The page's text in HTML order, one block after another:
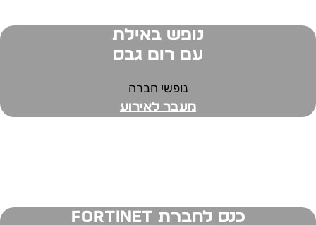
נופש באילת
עם רום גבס
נופשי חברה
מעבר לאירוע
כנס לחברת FORTINET